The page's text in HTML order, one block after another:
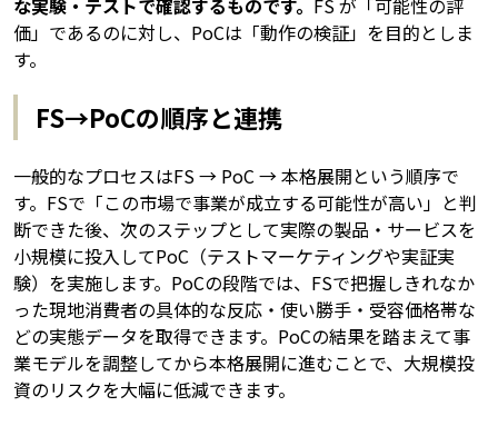
な実験・テストで確認するものです。 FS が「可能性の評
価」であるのに対し、PoCは「動作の検証」を目的としま
す。
FS→PoCの順序と連携
一般的なプロセスはFS → PoC → 本格展開という順序で
す。FSで「この市場で事業が成立する可能性が高い」と判
断できた後、次のステップとして実際の製品・サービスを
小規模に投入してPoC（テストマーケティングや実証実
験）を実施します。PoCの段階では、FSで把握しきれなか
った現地消費者の具体的な反応・使い勝手・受容価格帯な
どの実態データを取得できます。PoCの結果を踏まえて事
業モデルを調整してから本格展開に進むことで、大規模投
資のリスクを大幅に低減できます。